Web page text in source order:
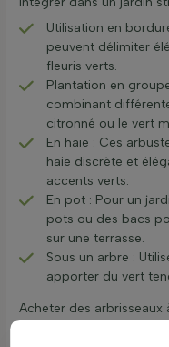
Utilisation en
peuvent délimiter
fleuris verts.
Plantation en
combinant
citronné ou le vert
En haie : Ces
haie discrète et
accents verts.
En pot : Pour un
pots ou des bacs
sur une terrasse.
Sous un arbre :
apporter du vert
Acheter des